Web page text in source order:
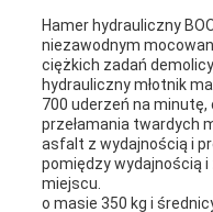
Hamer hydrauliczny
niezawodnym
ciężkich zadań
hydrauliczny młotnik
700 uderzeń na minutę,
przełamania twardych
asfalt z wydajnością i
pomiędzy wydajnością i
miejscu.
o masie 350 kg i